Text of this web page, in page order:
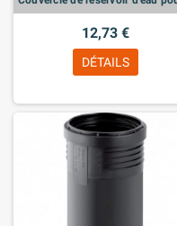
12,73 €
DÉTAILS